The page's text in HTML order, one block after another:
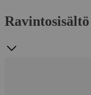
Ravintosisältö